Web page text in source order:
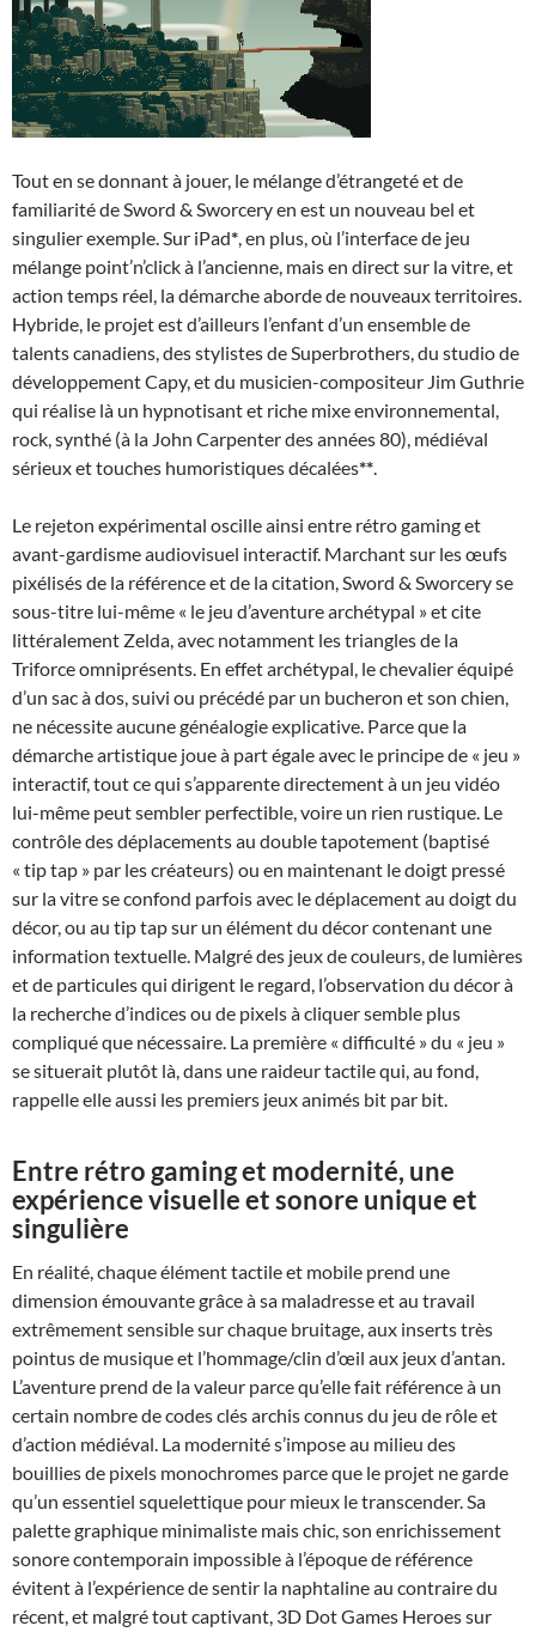
Tout en se donnant à jouer, le mélange d’étrangeté et de
familiarité de Sword & Sworcery en est un nouveau bel et
singulier exemple. Sur iPad* , en plus, où l’interface de jeu
mélange point’n’click à l’ancienne, mais en direct sur la vitre, et
action temps réel, la démarche aborde de nouveaux territoires.
Hybride, le projet est d’ailleurs l’enfant d’un ensemble de
talents canadiens, des stylistes de Superbrothers, du studio de
développement Capy, et du musicien-compositeur Jim Guthrie
qui réalise là un hypnotisant et riche mixe environnemental,
rock, synthé (à la John Carpenter des années 80), médiéval
sérieux et touches humoristiques décalées**
Le rejeton expérimental oscille ainsi entre rétro gaming et
avant-gardisme audiovisuel interactif. Marchant sur les œufs
pixélisés de la référence et de la citation, Sword & Sworcery se
sous-titre lui-même « le jeu d’aventure archétypal » et cite
littéralement Zelda, avec notamment les triangles de la
Triforce omniprésents. En effet archétypal, le chevalier équipé
d’un sac à dos, suivi ou précédé par un bucheron et son chien,
ne nécessite aucune généalogie explicative. Parce que la
démarche artistique joue à part égale avec le principe de « jeu »
interactif, tout ce qui s’apparente directement à un jeu vidéo
lui-même peut sembler perfectible, voire un rien rustique. Le
contrôle des déplacements au double tapotement (baptisé
« tip tap » par les créateurs) ou en maintenant le doigt pressé
sur la vitre se confond parfois avec le déplacement au doigt du
décor, ou au tip tap sur un élément du décor contenant une
information textuelle. Malgré des jeux de couleurs, de lumières
et de particules qui dirigent le regard, l’observation du décor à
la recherche d’indices ou de pixels à cliquer semble plus
compliqué que nécessaire. La première « difficulté » du « jeu »
se situerait plutôt là, dans une raideur tactile qui, au fond,
rappelle elle aussi les premiers jeux animés bit par bit.
Entre rétro gaming et modernité, une
expérience visuelle et sonore unique et
singulière
En réalité, chaque élément tactile et mobile prend une
dimension émouvante grâce à sa maladresse et au travail
extrêmement sensible sur chaque bruitage, aux inserts très
pointus de musique et l’hommage/clin d’œil aux jeux d’antan.
L’aventure prend de la valeur parce qu’elle fait référence à un
certain nombre de codes clés archis connus du jeu de rôle et
d’action médiéval. La modernité s’impose au milieu des
bouillies de pixels monochromes parce que le projet ne garde
qu’un essentiel squelettique pour mieux le transcender. Sa
palette graphique minimaliste mais chic, son enrichissement
sonore contemporain impossible à l’époque de référence
évitent à l’expérience de sentir la naphtaline au contraire du
récent, et malgré tout captivant, 3D Dot Games Heroes sur